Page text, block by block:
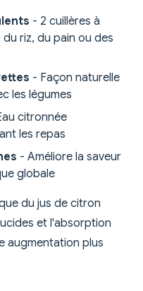
- 2 cuillères à
riz, du pain ou des
- Façon naturelle
les légumes
citronnée
les repas
- Améliore la saveur
globale
du jus de citron
et l'absorption
augmentation plus